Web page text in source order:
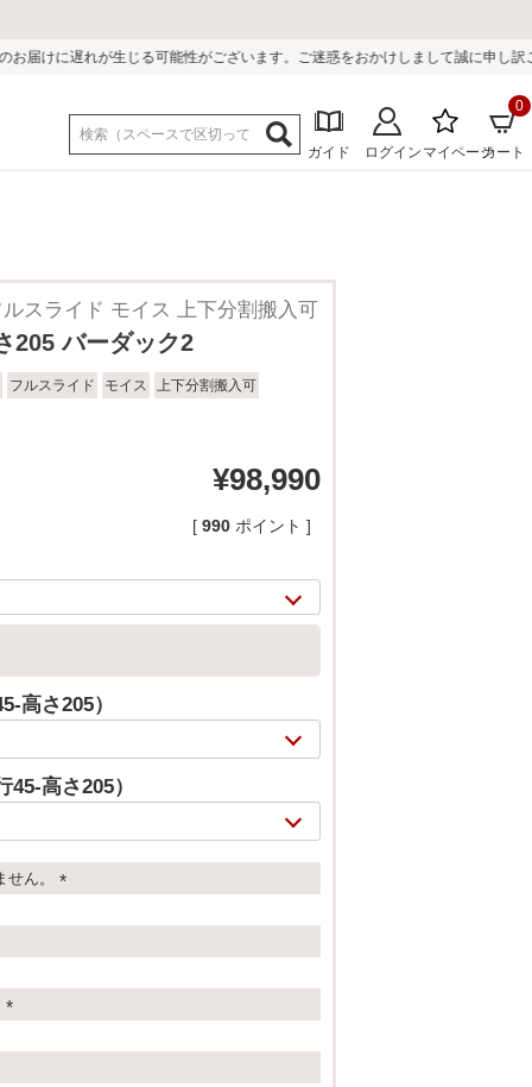
性がございます。ご迷惑をおかけしまして誠に申し訳ございません。
ガイド ログイン マイページカート
0
2/20
スライド モイス 上下分割搬入可
205 バーダック2
フルスライド モイス 上下分割搬入可
¥98,990
[ 990 ポイント ]
高さ205）
高さ205）
せん。
必
必